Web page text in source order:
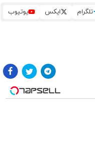
تلگرام ایکس یوتیوب